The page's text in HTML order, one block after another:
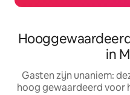
in
Gasten zijn unaniem:
hoog gewaardeerd voor